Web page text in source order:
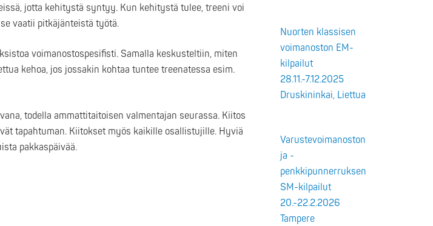
jotta kehitystä syntyy. Kun kehitystä tulee, treeni voi
vaatii pitkäjänteistä työtä.
voimanostospesifisti. Samalla keskusteltiin, miten
kehoa, jos jossakin kohtaa tuntee treenatessa esim.
todella ammattitaitoisen valmentajan seurassa. Kiitos
tapahtuman. Kiitokset myös kaikille osallistujille. Hyviä
pakkaspäivää.
Nuorten klassisen
voimanoston EM-
kilpailut
28.11.-7.12.2025
Druskininkai, Liettua
Varustevoimanoston
ja -
penkkipunnerruksen
SM-kilpailut
20.-22.2.2026
Tampere